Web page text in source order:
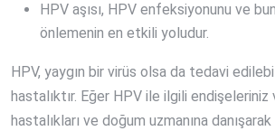
HPV aşısı, HPV enfeksiyonunu ve
önlemenin en etkili yoludur.
HPV, yaygın bir virüs olsa da tedavi
hastalıktır. Eğer HPV ile ilgili endişeleriniz
hastalıkları ve doğum uzmanına